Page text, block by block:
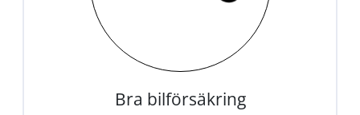
Bra bilförsäkring